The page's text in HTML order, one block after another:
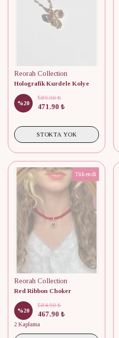
Reorah Collection
Holografik Kurdele Kolye
%20
589.90 ₺
471.90 ₺
STOKTA YOK
Tükendi
Reorah Collection
Red Ribbon Choker
%20
584.90 ₺
467.90 ₺
2 Kaplama